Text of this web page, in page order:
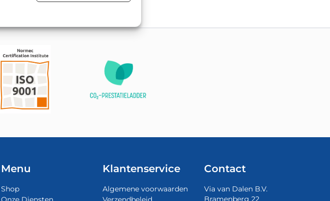
Menu
Shop
Klantenservice
Algemene voorwaarden
Contact
Via van Dalen B.V.
Bramenberg 22